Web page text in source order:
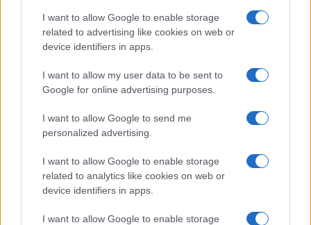
I want to allow Google to enable storage
related to advertising like cookies on web or
device identifiers in apps.
I want to allow my user data to be sent to
Google for online advertising purposes.
I want to allow Google to send me
personalized advertising.
I want to allow Google to enable storage
related to analytics like cookies on web or
device identifiers in apps.
I want to allow Google to enable storage
Nuove licenze taxi Roma, 1000 licenze in arrivo per il
Giubileo